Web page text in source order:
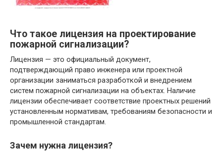
Что такое лицензия на проектирование
пожарной сигнализации?
Лицензия — это официальный документ,
подтверждающий право инженера или проектной
организации заниматься разработкой и внедрением
систем пожарной сигнализации на объектах. Наличие
лицензии обеспечивает соответствие проектных решений
установленным нормативам, требованиям безопасности и
промышленной стандартам.
Зачем нужна лицензия?